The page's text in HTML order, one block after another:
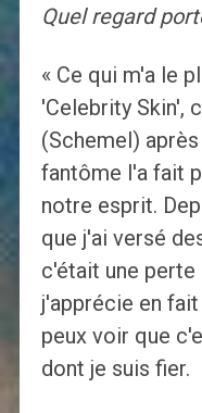
Quel regard
« Ce qui m'a le
'Celebrity Skin',
(Schemel)
fantôme l'a fait
notre esprit.
que j'ai versé
c'était une
j'apprécie en
peux voir que
dont je suis fier.